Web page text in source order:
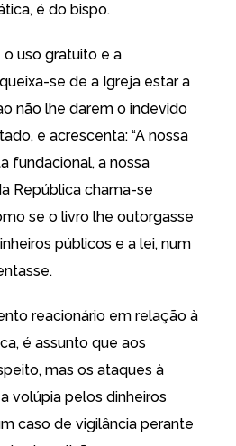
é do bispo.
o uso gratuito e a
se de a Igreja estar a
não lhe darem o indevido
e acrescenta: “A nossa
fundacional, a nossa
República chama-se
se o livro lhe outorgasse
públicos e a lei, num
reacionário em relação à
é assunto que aos
mas os ataques à
volúpia pelos dinheiros
caso de vigilância perante